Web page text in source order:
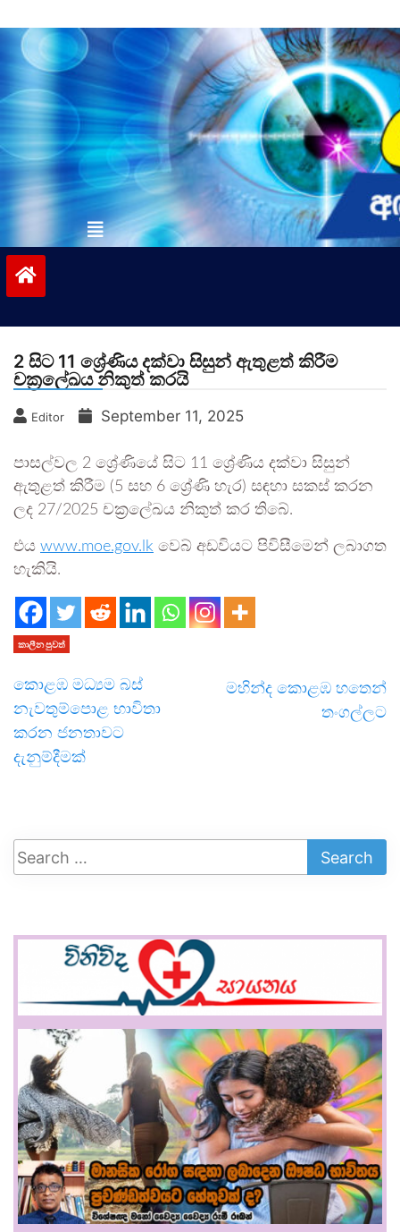
to
contentvinivida.lk
2 සිට 11 ශ්‍රේණිය දක්වා සිසුන් ඇතුළත් කිරීම
චක්‍රලේඛය නිකුත් කරයි
Editor September 11, 2025
පාසල්වල 2 ශ්‍රේණියේ සිට 11 ශ්‍රේණිය දක්වා සිසුන්
ඇතුළත් කිරීම (5 සහ 6 ශ්‍රේණි හැර) සඳහා සකස් කරන
ලද 27/2025 චක්‍රලේඛය නිකුත් කර තිබේ.
එය www.moe.gov.lk වෙබ් අඩවියට පිවිසීමෙන් ලබාගත
හැකියි.
කාලීන පුවත්
කොළඹ මධ්‍යම බස්
නැවතුම්පොළ භාවිතා
කරන ජනතාවට
දැනුම්දීමක්
මහින්ද කොළඹ හතෙන්
තංගල්ලට